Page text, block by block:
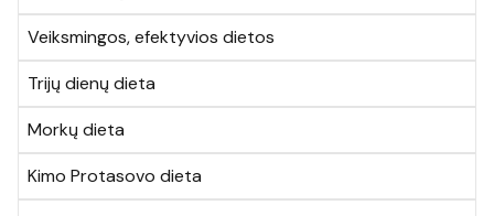
Veiksmingos, efektyvios dietos
Trijų dienų dieta
Morkų dieta
Kimo Protasovo dieta